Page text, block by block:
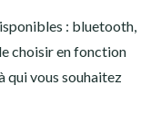
: bluetooth,
choisir en fonction
qui vous souhaitez